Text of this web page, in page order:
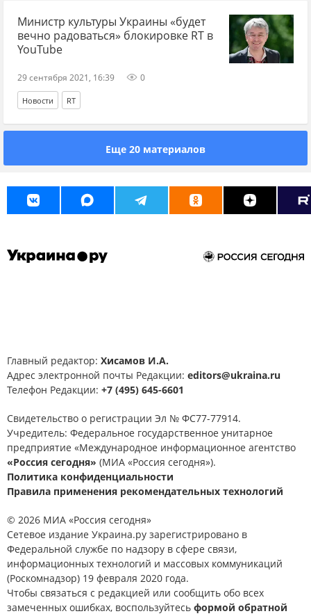
Министр культуры Украины «будет
вечно радоваться» блокировке RT в
YouTube
29 сентября 2021, 16:39 0
Новости RT
Еще 20 материалов
Главный редактор: Хисамов И.А.
Адрес электронной почты Редакции: editors@ukraina.ru
Телефон Редакции: +7 (495) 645-6601
Свидетельство о регистрации Эл № ФС77-77914.
Учредитель: Федеральное государственное унитарное
предприятие «Международное информационное агентство
«Россия сегодня» (МИА «Россия сегодня»).
Политика конфиденциальности
Правила применения рекомендательных технологий
© 2026 МИА «Россия сегодня»
Сетевое издание Украина.ру зарегистрировано в
Федеральной службе по надзору в сфере связи,
информационных технологий и массовых коммуникаций
(Роскомнадзор) 19 февраля 2020 года.
Чтобы связаться с редакцией или сообщить обо всех
замеченных ошибках, воспользуйтесь формой обратной